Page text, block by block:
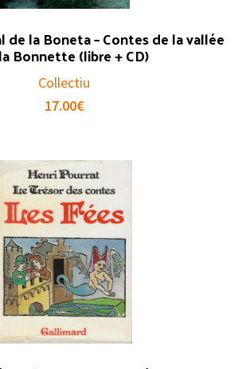
de la Boneta – Contes de la vallée
Bonnette (libre + CD)
Collectiu
17.00€